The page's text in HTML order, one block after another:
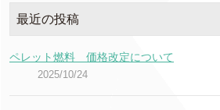
最近の投稿
ペレット燃料 価格改定について
2025/10/24